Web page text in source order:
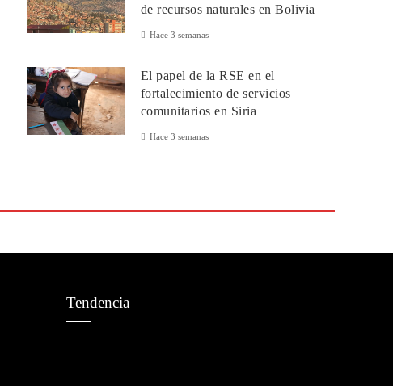
de recursos naturales en Bolivia
Hace 3 semanas
El papel de la RSE en el
fortalecimiento de servicios
comunitarios en Siria
Hace 3 semanas
Tendencia